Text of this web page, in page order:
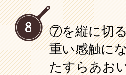
⑦を縦に切
重い感触に
たすらあお